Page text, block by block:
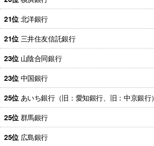
21位 北洋銀行
21位 三井住友信託銀行
23位 山陰合同銀行
23位 中国銀行
25位 あいち銀行（旧：愛知銀行、旧：中京銀行）
25位 群馬銀行
25位 広島銀行